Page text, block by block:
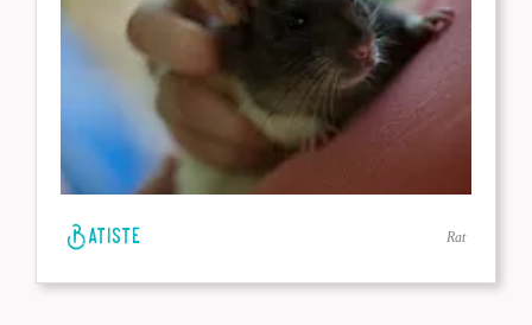
Batiste Rat